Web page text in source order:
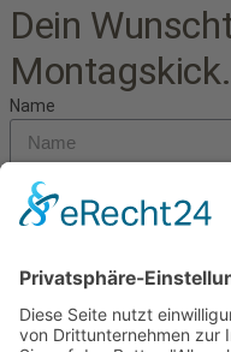
Dein
Montagskick.
Name
E-Mail